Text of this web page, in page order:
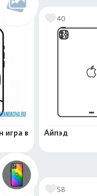
игра в
40
Айпэд
58